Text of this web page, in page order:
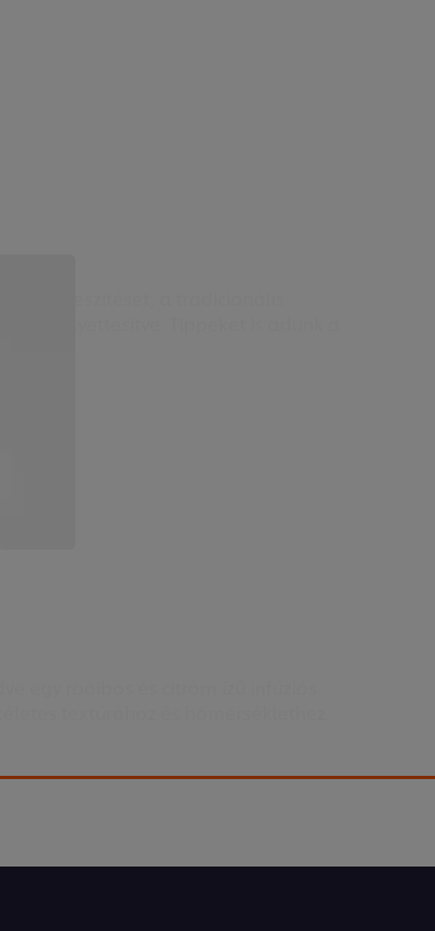
elkészítését, a tradicionális
helyettesítve. Tippeket is adunk a